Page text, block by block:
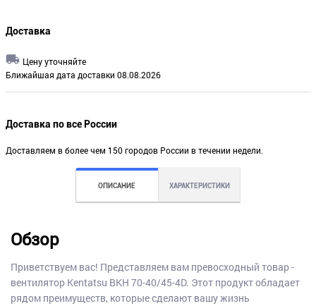
Доставка
Цену уточняйте
Ближайшая дата доставки 08.08.2026
Доставка по все России
Доставляем в более чем 150 городов России в течении недели.
ОПИСАНИЕ ХАРАКТЕРИСТИКИ
Обзор
Приветствуем вас! Представляем вам превосходный товар -
вентилятор Kentatsu BKH 70-40/45-4D. Этот продукт обладает
рядом преимуществ, которые сделают вашу жизнь